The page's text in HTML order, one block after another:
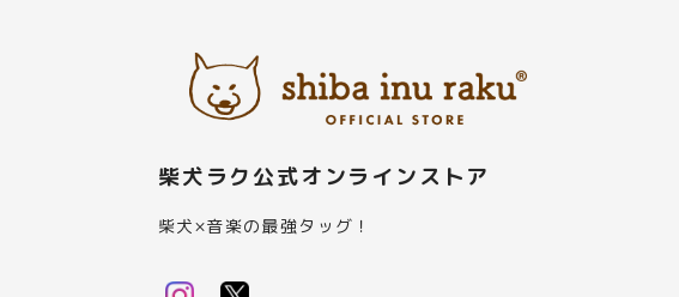
柴犬ラク公式オンラインストア
柴犬×音楽の最強タッグ！